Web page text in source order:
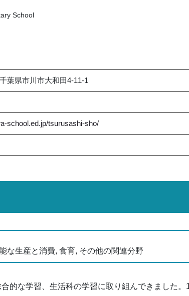
School
葉県市川市大和田4-11-1
school.ed.jp/tsurusashi-sho/
な生産と消費, 食育, その他の関連分野
的な学習、生活科の学習に取り組んできました